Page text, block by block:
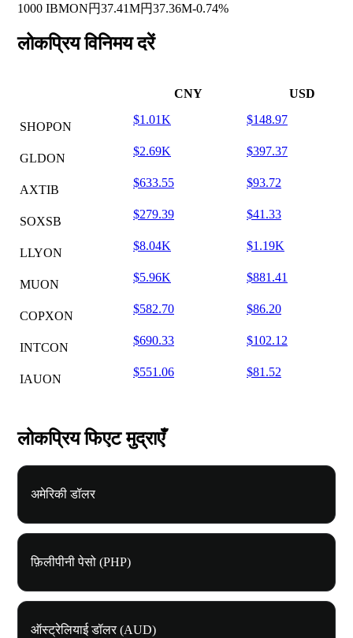
1000 IBMON円37.41M円37.36M-0.74%
लोकप्रिय विनिमय दरें
CNY USD
SHOPON
$1.01K $148.97
GLDON
$2.69K $397.37
AXTIB
$633.55 $93.72
SOXSB
$279.39 $41.33
LLYON
$8.04K $1.19K
MUON
$5.96K $881.41
COPXON
$582.70 $86.20
INTCON
$690.33 $102.12
IAUON
$551.06 $81.52
लोकप्रिय फिएट मुद्राएँ
अमेरिकी डॉलर
फ़िलीपीनी पेसो (PHP)
ऑस्ट्रेलियाई डॉलर (AUD)